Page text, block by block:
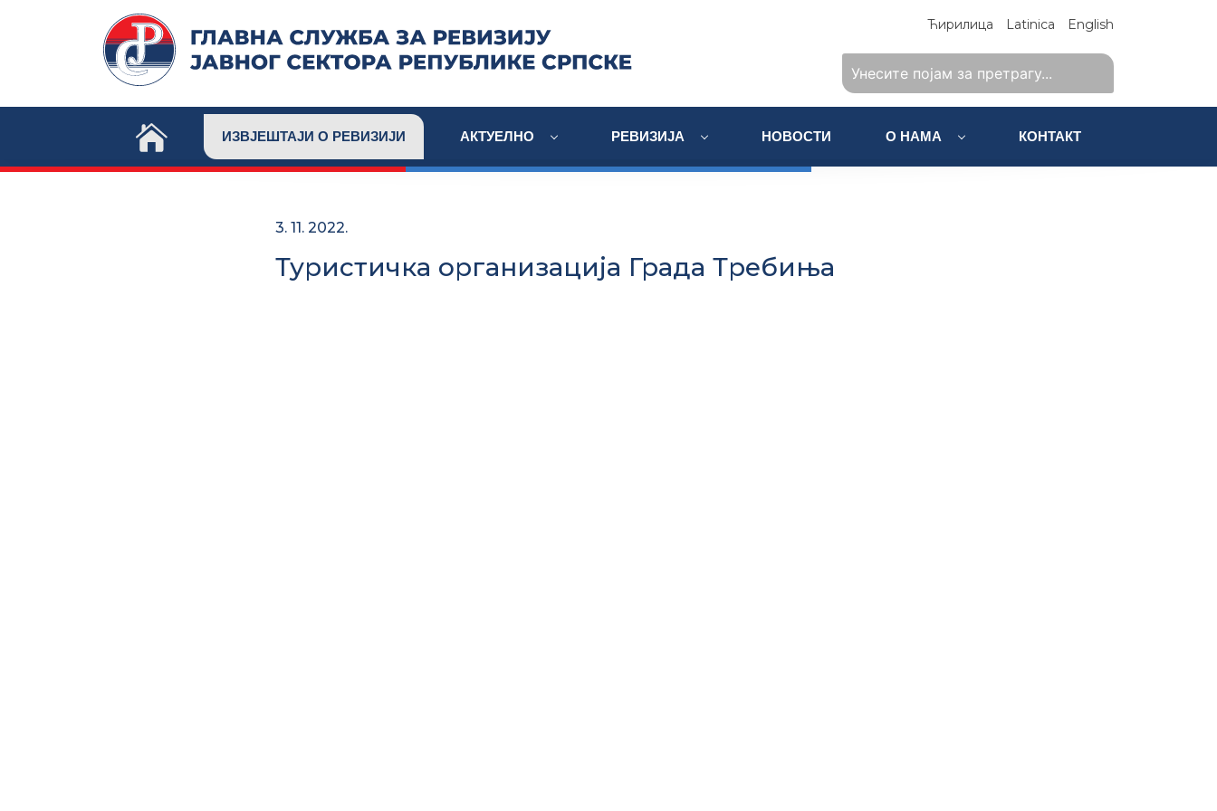
Ћирилица Latinica English
ИЗВЈЕШТАЈИ О РЕВИЗИЈИ АКТУЕЛНО РЕВИЗИЈА НОВОСТИ О НАМА КОНТАКТ
3. 11. 2022.
Туристичка организација Града Требиња